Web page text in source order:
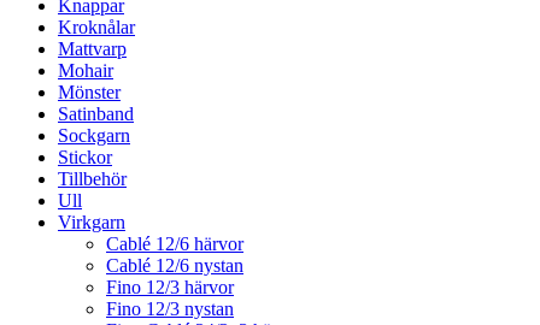
Knappar
Kroknålar
Mattvarp
Mohair
Mönster
Satinband
Sockgarn
Stickor
Tillbehör
Ull
Virkgarn
Cablé 12/6 härvor
Cablé 12/6 nystan
Fino 12/3 härvor
Fino 12/3 nystan